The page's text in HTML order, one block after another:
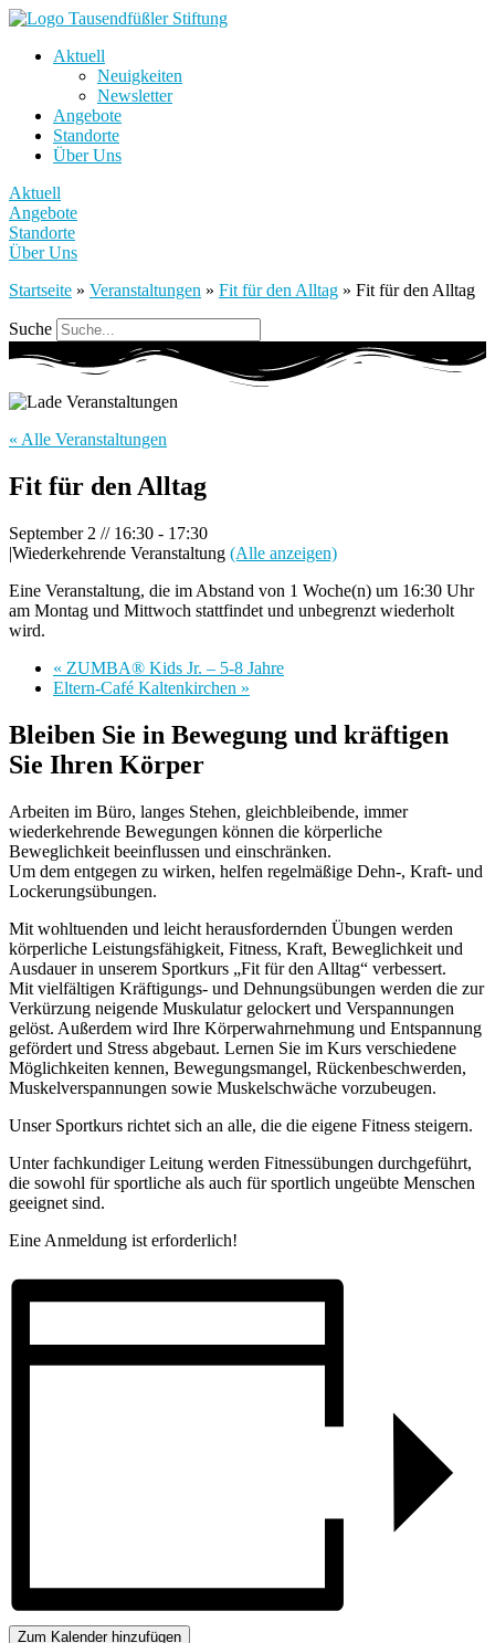
Aktuell
Neuigkeiten
Newsletter
Angebote
Standorte
Über Uns
Aktuell
Angebote
Standorte
Über Uns
Startseite » Veranstaltungen » Fit für den Alltag » Fit für den Alltag
Suche
« Alle Veranstaltungen
Fit für den Alltag
September 2 // 16:30 - 17:30
|Wiederkehrende Veranstaltung (Alle anzeigen)
Eine Veranstaltung, die im Abstand von 1 Woche(n) um 16:30 Uhr
am Montag und Mittwoch stattfindet und unbegrenzt wiederholt
wird.
« ZUMBA® Kids Jr. – 5-8 Jahre
Eltern-Café Kaltenkirchen »
Bleiben Sie in Bewegung und kräftigen
Sie Ihren Körper
Arbeiten im Büro, langes Stehen, gleichbleibende, immer
wiederkehrende Bewegungen können die körperliche
Beweglichkeit beeinflussen und einschränken.
Um dem entgegen zu wirken, helfen regelmäßige Dehn-, Kraft- und
Lockerungsübungen.
Mit wohltuenden und leicht herausfordernden Übungen werden
körperliche Leistungsfähigkeit, Fitness, Kraft, Beweglichkeit und
Ausdauer in unserem Sportkurs „Fit für den Alltag“ verbessert.
Mit vielfältigen Kräftigungs- und Dehnungsübungen werden die zur
Verkürzung neigende Muskulatur gelockert und Verspannungen
gelöst. Außerdem wird Ihre Körperwahrnehmung und Entspannung
gefördert und Stress abgebaut. Lernen Sie im Kurs verschiedene
Möglichkeiten kennen, Bewegungsmangel, Rückenbeschwerden,
Muskelverspannungen sowie Muskelschwäche vorzubeugen.
Unser Sportkurs richtet sich an alle, die die eigene Fitness steigern.
Unter fachkundiger Leitung werden Fitnessübungen durchgeführt,
die sowohl für sportliche als auch für sportlich ungeübte Menschen
geeignet sind.
Eine Anmeldung ist erforderlich!
Zum Kalender hinzufügen